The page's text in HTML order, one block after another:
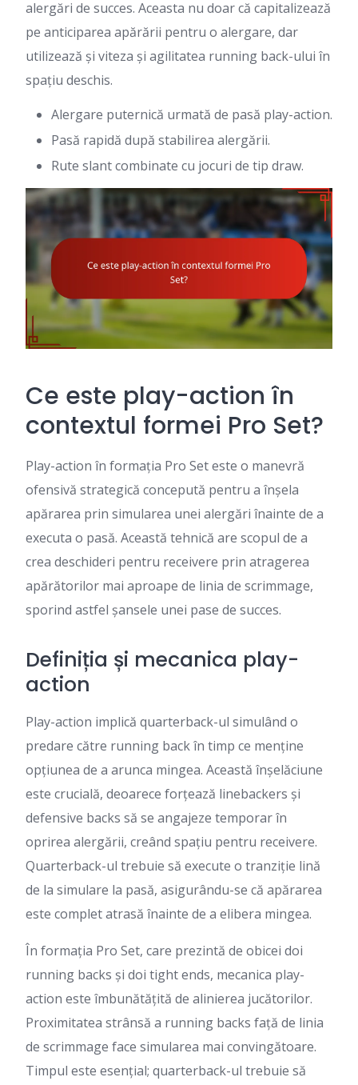
alergări de succes. Aceasta nu doar că capitalizează
pe anticiparea apărării pentru o alergare, dar
utilizează și viteza și agilitatea running back-ului în
spațiu deschis.
Alergare puternică urmată de pasă play-action.
Pasă rapidă după stabilirea alergării.
Rute slant combinate cu jocuri de tip draw.
Ce este play-action în
contextul formei Pro Set?
Play-action în formația Pro Set este o manevră
ofensivă strategică concepută pentru a înșela
apărarea prin simularea unei alergări înainte de a
executa o pasă. Această tehnică are scopul de a
crea deschideri pentru receivere prin atragerea
apărătorilor mai aproape de linia de scrimmage,
sporind astfel șansele unei pase de succes.
Definiția și mecanica play-
action
Play-action implică quarterback-ul simulând o
predare către running back în timp ce menține
opțiunea de a arunca mingea. Această înșelăciune
este crucială, deoarece forțează linebackers și
defensive backs să se angajeze temporar în
oprirea alergării, creând spațiu pentru receivere.
Quarterback-ul trebuie să execute o tranziție lină
de la simulare la pasă, asigurându-se că apărarea
este complet atrasă înainte de a elibera mingea.
În formația Pro Set, care prezintă de obicei doi
running backs și doi tight ends, mecanica play-
action este îmbunătățită de alinierea jucătorilor.
Proximitatea strânsă a running backs față de linia
de scrimmage face simularea mai convingătoare.
Timpul este esențial; quarterback-ul trebuie să